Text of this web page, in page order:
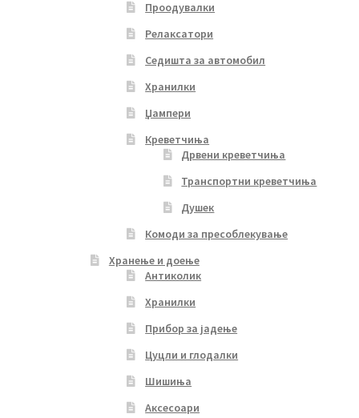
Проодувалки
Релаксатори
Седишта за автомобил
Хранилки
Џампери
Креветчиња
Дрвени креветчиња
Транспортни креветчиња
Душек
Комоди за пресоблекување
Хранење и доење
Антиколик
Хранилки
Прибор за јадење
Цуцли и глодалки
Шишиња
Аксесоари